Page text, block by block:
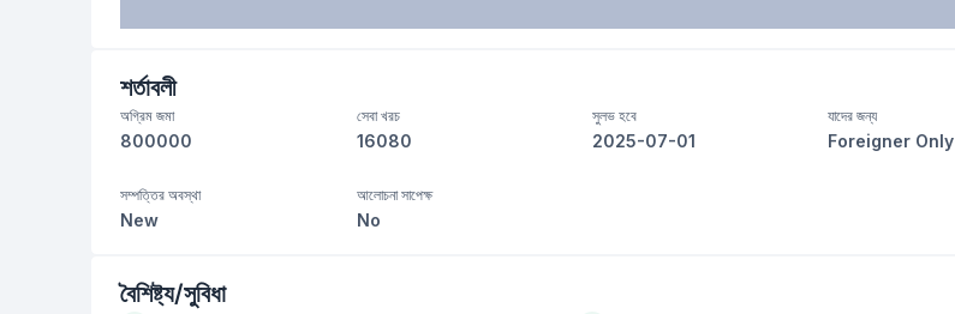
শর্তাবলী
অগ্রিম জমা
800000
সেবা খরচ
16080
সুলভ হবে
2025-07-01
যাদের জন্য
Foreigner Only
সম্পত্তির অবস্থা
New
আলোচনা সাপেক্ষ
No
বৈশিষ্ট্য/সুবিধা